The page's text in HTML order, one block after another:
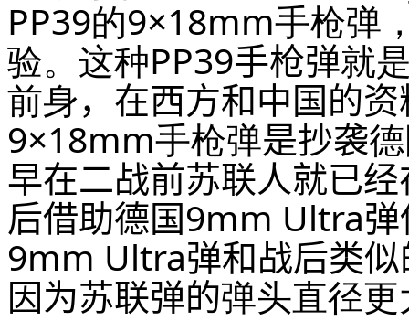
PP39的9×18mm手枪弹
验。这种PP39手枪弹就
前身，在西方和中国的
9×18mm手枪弹是抄袭
早在二战前苏联人就已
后借助德国9mm Ultra
9mm Ultra弹和战后类
因为苏联弹的弹头直径